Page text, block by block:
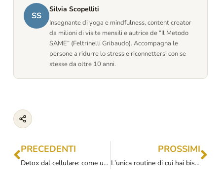
SS
Silvia Scopelliti
Insegnante di yoga e mindfulness, content creator
da milioni di visite mensili e autrice de “Il Metodo
SAME” (Feltrinelli Gribaudo). Accompagna le
persone a ridurre lo stress e riconnettersi con se
stesse da oltre 10 anni.
PRECEDENTI
Detox dal cellulare: come usare il cellulare un’ora al giorno e sentirti meno stressato
PROSSIMI
L’unica routine di cui hai bisogno: una routine “pigra” da fare tutti i giorni